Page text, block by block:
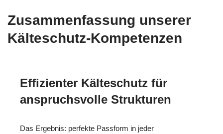
Zusammenfassung unserer
Kälteschutz-Kompetenzen
Effizienter Kälteschutz für
anspruchsvolle Strukturen
Das Ergebnis: perfekte Passform in jeder